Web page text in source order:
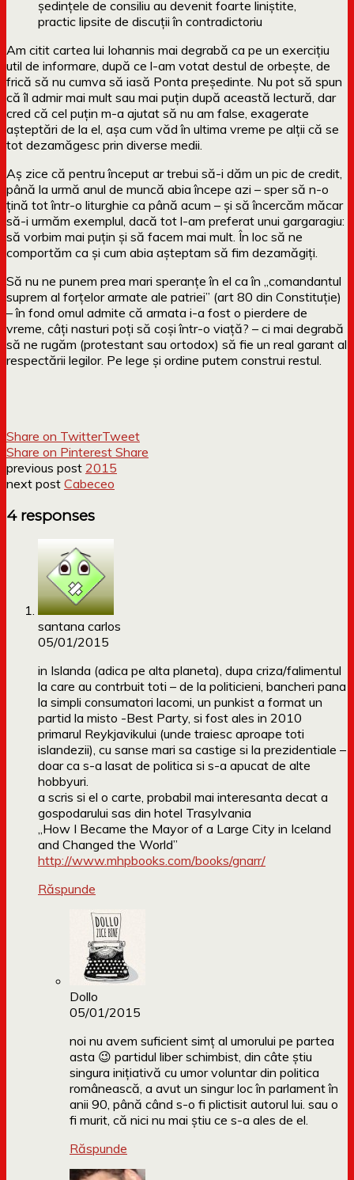
ședințele de consiliu au devenit foarte liniștite,
practic lipsite de discuții în contradictoriu
Am citit cartea lui Iohannis mai degrabă ca pe un exercițiu
util de informare, după ce l-am votat destul de orbește, de
frică să nu cumva să iasă Ponta președinte. Nu pot să spun
că îl admir mai mult sau mai puțin după această lectură, dar
cred că cel puțin m-a ajutat să nu am false, exagerate
așteptări de la el, așa cum văd în ultima vreme pe alții că se
tot dezamăgesc prin diverse medii.
Aș zice că pentru început ar trebui să-i dăm un pic de credit,
până la urmă anul de muncă abia începe azi – sper să n-o
țină tot într-o liturghie ca până acum – și să încercăm măcar
să-i urmăm exemplul, dacă tot l-am preferat unui gargaragiu:
să vorbim mai puțin și să facem mai mult. În loc să ne
comportăm ca și cum abia așteptam să fim dezamăgiți.
Să nu ne punem prea mari speranțe în el ca în „comandantul
suprem al forțelor armate ale patriei” (art 80 din Constituție)
– în fond omul admite că armata i-a fost o pierdere de
vreme, câți nasturi poți să coși într-o viață? – ci mai degrabă
să ne rugăm (protestant sau ortodox) să fie un real garant al
respectării legilor. Pe lege și ordine putem construi restul.
Share on TwitterTweet
Share on Pinterest Share
previous post 2015
next post Cabeceo
4 responses
santana carlos
05/01/2015
in Islanda (adica pe alta planeta), dupa criza/falimentul
la care au contrbuit toti – de la politicieni, bancheri pana
la simpli consumatori lacomi, un punkist a format un
partid la misto -Best Party, si fost ales in 2010
primarul Reykjavikului (unde traiesc aproape toti
islandezii), cu sanse mari sa castige si la prezidentiale –
doar ca s-a lasat de politica si s-a apucat de alte
hobbyuri.
a scris si el o carte, probabil mai interesanta decat a
gospodarului sas din hotel Trasylvania
„How I Became the Mayor of a Large City in Iceland
and Changed the World”
http://www.mhpbooks.com/books/gnarr/
Răspunde
Dollo
05/01/2015
noi nu avem suficient simț al umorului pe partea
asta 😉 partidul liber schimbist, din câte știu
singura inițiativă cu umor voluntar din politica
românească, a avut un singur loc în parlament în
anii 90, până când s-o fi plictisit autorul lui. sau o
fi murit, că nici nu mai știu ce s-a ales de el.
Răspunde